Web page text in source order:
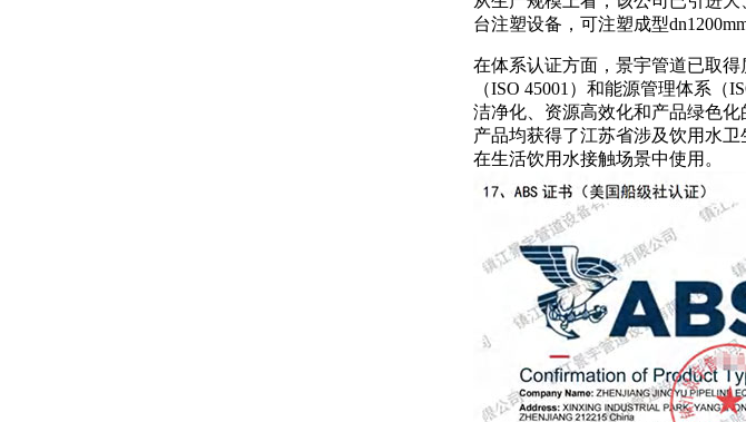
台注塑设备，可注塑成型
在体系认证方面，景宇管道已取得
（ISO 45001）和能源管理体系
洁净化、资源高效化和产品绿色化
产品均获得了江苏省涉及饮用水
在生活饮用水接触场景中使用。